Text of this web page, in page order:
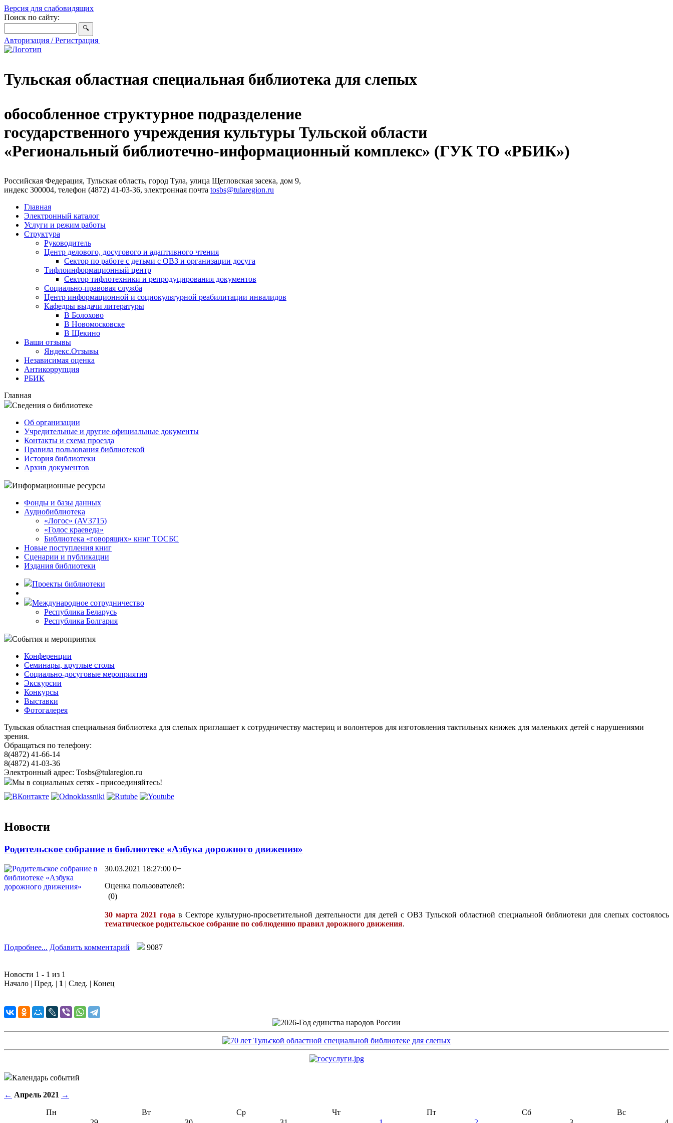
Версия для слабовидящих
Поиск по сайту:
Авторизация / Регистрация
Тульская областная специальная библиотека для слепых
обособленное структурное подразделение
государственного учреждения культуры Тульской области
«Региональный библиотечно-информационный комплекс» (ГУК ТО «РБИК»)
Российская Федерация, Тульская область, город Тула, улица Щегловская засека, дом 9,
индекс 300004, телефон (4872) 41-03-36, электронная почта tosbs@tularegion.ru
Главная
Электронный каталог
Услуги и режим работы
Структура
Руководитель
Центр делового, досугового и адаптивного чтения
Сектор по работе с детьми с ОВЗ и организации досуга
Тифлоинформационный центр
Сектор тифлотехники и репродуцирования документов
Социально-правовая служба
Центр информационной и социокультурной реабилитации инвалидов
Кафедры выдачи литературы
В Болохово
В Новомосковске
В Щекино
Ваши отзывы
Яндекс.Отзывы
Независимая оценка
Антикоррупция
РБИК
Главная
Сведения о библиотеке
Об организации
Учредительные и другие официальные документы
Контакты и схема проезда
Правила пользования библиотекой
История библиотеки
Архив документов
Информационные ресурсы
Фонды и базы данных
Аудиобиблиотека
«Логос» (AV3715)
«Голос краеведа»
Библиотека «говорящих» книг ТОСБС
Новые поступления книг
Сценарии и публикации
Издания библиотеки
Проекты библиотеки
Международное сотрудничество
Республика Беларусь
Республика Болгария
События и мероприятия
Конференции
Семинары, круглые столы
Социально-досуговые мероприятия
Экскурсии
Конкурсы
Выставки
Фотогалерея
Тульская областная специальная библиотека для слепых приглашает к сотрудничеству мастериц и волонтеров для изготовления тактильных книжек для маленьких детей с нарушениями
зрения.
Обращаться по телефону:
8(4872) 41-66-14
8(4872) 41-03-36
Электронный адрес: Tosbs@tularegion.ru
Мы в социальных сетях - присоединяйтесь!
Новости
Родительское собрание в библиотеке «Азбука дорожного движения»
30.03.2021 18:27:00 0+
Оценка пользователей:
(0)
30 марта 2021 года в Секторе культурно-просветительной деятельности для детей с ОВЗ Тульской областной специальной библиотеки для слепых состоялось
тематическое родительское собрание по соблюдению правил дорожного движения.
Подробнее... Добавить комментарий 9087
Новости 1 - 1 из 1
Начало | Пред. | 1 | След. | Конец
Календарь событий
← Апрель 2021 →
Пн Вт Ср Чт Пт Сб
Вс